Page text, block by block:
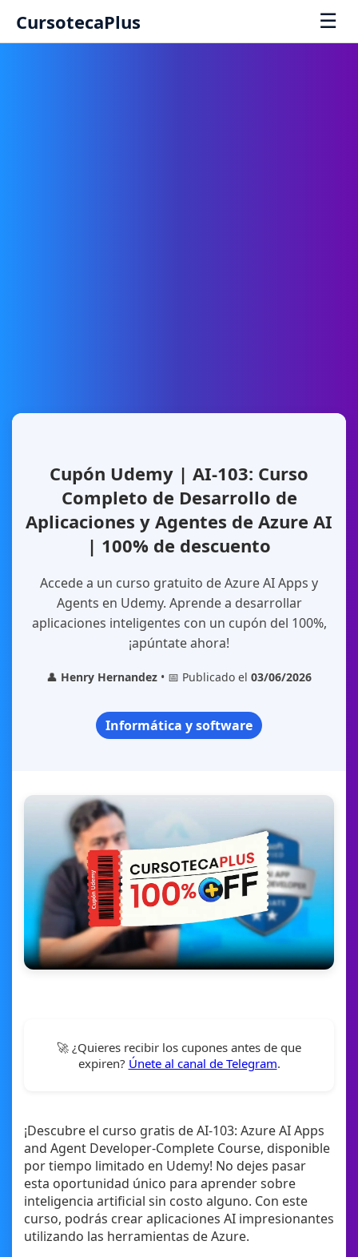
CursotecaPlus ☰
Cupón Udemy | AI-103: Curso
Completo de Desarrollo de
Aplicaciones y Agentes de Azure AI
| 100% de descuento
Accede a un curso gratuito de Azure AI Apps y
Agents en Udemy. Aprende a desarrollar
aplicaciones inteligentes con un cupón del 100%,
¡apúntate ahora!
👤 Henry Hernandez • 📅 Publicado el 03/06/2026
Informática y software
🚀 ¿Quieres recibir los cupones antes de que
expiren? Únete al canal de Telegram.
¡Descubre el curso gratis de AI-103: Azure AI Apps
and Agent Developer-Complete Course, disponible
por tiempo limitado en Udemy! No dejes pasar
esta oportunidad único para aprender sobre
inteligencia artificial sin costo alguno. Con este
curso, podrás crear aplicaciones AI impresionantes
utilizando las herramientas de Azure.